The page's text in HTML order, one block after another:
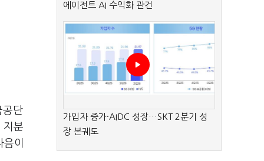
공단
분
이
에이전트 AI 수익화 관건
가입자 증가·AIDC 성장…SKT 2분기 성
장 본궤도